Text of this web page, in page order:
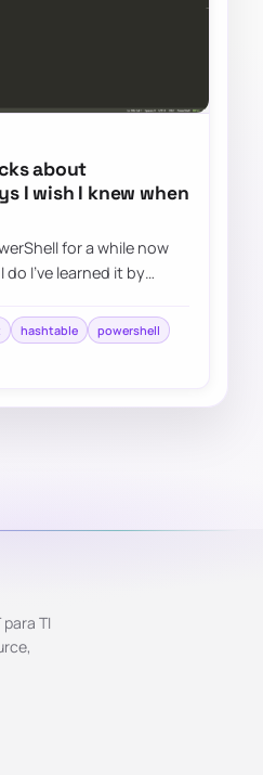
about
I wish I knew when
for a while now
I’ve learned it by
hashtable
powershell
TI